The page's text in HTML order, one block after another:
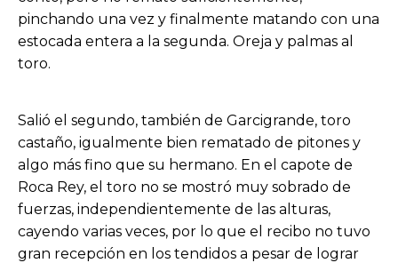
pinchando una vez y finalmente matando con una
estocada entera a la segunda. Oreja y palmas al
toro.
Salió el segundo, también de Garcigrande, toro
castaño, igualmente bien rematado de pitones y
algo más fino que su hermano. En el capote de
Roca Rey, el toro no se mostró muy sobrado de
fuerzas, independientemente de las alturas,
cayendo varias veces, por lo que el recibo no tuvo
gran recepción en los tendidos a pesar de lograr